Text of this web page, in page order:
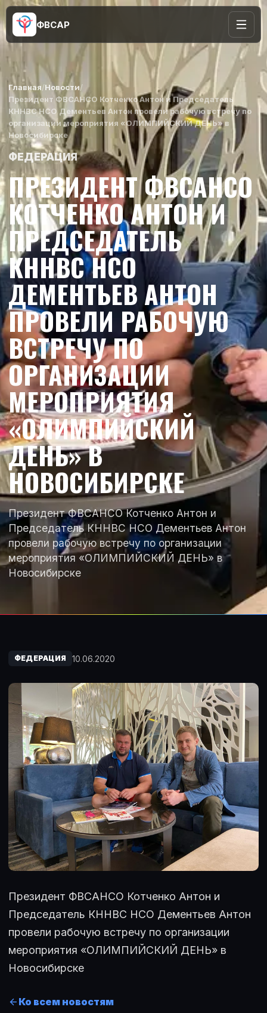
ФВСАР
Главная/Новости/
Президент ФВСАНСО Котченко Антон и Председатель
КННВС НСО Дементьев Антон провели рабочую встречу по
организации мероприятия «ОЛИМПИЙСКИЙ ДЕНЬ» в
Новосибирске
ФЕДЕРАЦИЯ
ПРЕЗИДЕНТ ФВСАНСО
КОТЧЕНКО АНТОН И
ПРЕДСЕДАТЕЛЬ
КННВС НСО
ДЕМЕНТЬЕВ АНТОН
ПРОВЕЛИ РАБОЧУЮ
ВСТРЕЧУ ПО
ОРГАНИЗАЦИИ
МЕРОПРИЯТИЯ
«ОЛИМПИЙСКИЙ
ДЕНЬ» В
НОВОСИБИРСКЕ
Президент ФВСАНСО Котченко Антон и
Председатель КННВС НСО Дементьев Антон
провели рабочую встречу по организации
мероприятия «ОЛИМПИЙСКИЙ ДЕНЬ» в
Новосибирске
ФЕДЕРАЦИЯ 10.06.2020
Президент ФВСАНСО Котченко Антон и
Председатель КННВС НСО Дементьев Антон
провели рабочую встречу по организации
мероприятия «ОЛИМПИЙСКИЙ ДЕНЬ» в
Новосибирске
Ко всем новостям